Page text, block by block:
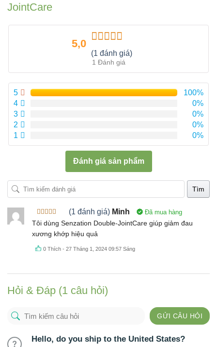
JointCare
5,0
Được xếp
hạng 5.00
sao
(1 đánh giá)
1 Đánh giá
5
100%
4
0%
3
0%
2
0%
1
0%
Đánh giá sản phẩm
Tìm
Được xếp
hạng55
sao
(1 đánh giá) Minh Đã mua hàng
Tôi dùng Senzation Double-JointCare giúp giảm đau
xương khớp hiệu quả
0 Thích -27 Tháng 1, 2024 09:57 Sáng
Hỏi & Đáp (1 câu hỏi)
GỬI CÂU HỎI
Hello, do you ship to the United States?